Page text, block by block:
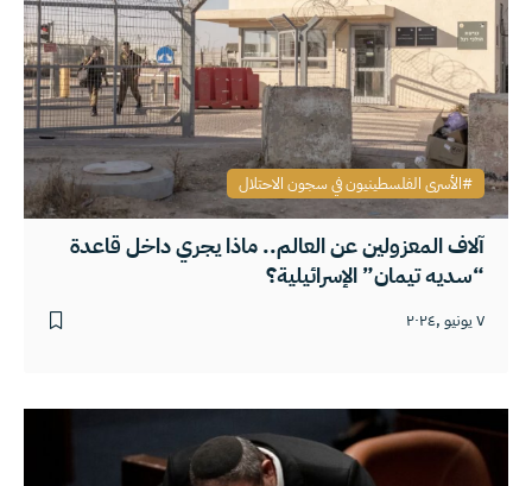
آلاف المعزولين عن العالم.. ماذا يجري داخل قاعدة
“سديه تيمان” الإسرائيلية؟
٧ يونيو ,٢٠٢٤
الأسرى الفلسطينيون في سجون الاحتلال